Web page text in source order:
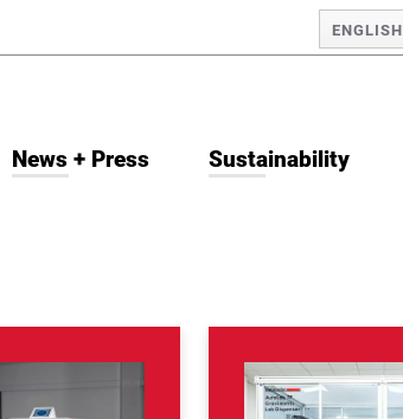
ENGLISH
News + Press Sustainability